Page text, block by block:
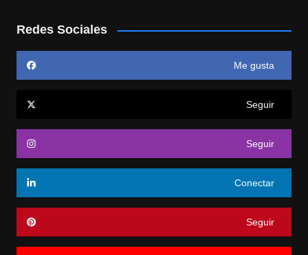
Redes Sociales
Me gusta
Seguir
Seguir
Conectar
Seguir